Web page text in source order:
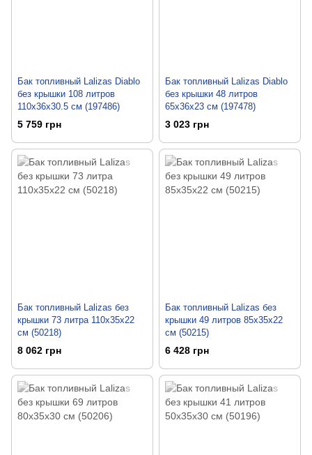
Бак топливный Lalizas Diablo
без крышки 108 литров
110x36x30.5 см (197486)
5 759 грн
Бак топливный Lalizas Diablo
без крышки 48 литров
65x36x23 см (197478)
3 023 грн
Бак топливный Lalizas без
крышки 73 литра 110x35x22
см (50218)
8 062 грн
Бак топливный Lalizas без
крышки 49 литров 85x35x22
см (50215)
6 428 грн